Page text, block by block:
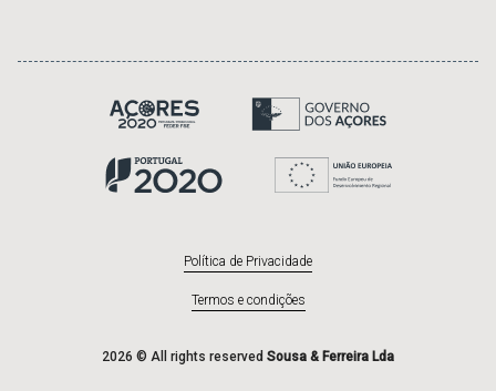
Política de Privacidade
Termos e condições
2026 © All rights reserved Sousa & Ferreira Lda